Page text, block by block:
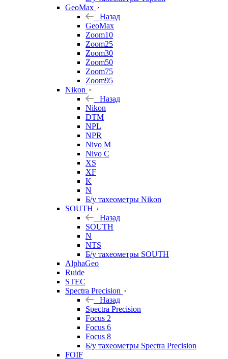
GeoMax
Назад
GeoMax
Zoom10
Zoom25
Zoom30
Zoom50
Zoom75
Zoom95
Nikon
Назад
Nikon
DTM
NPL
NPR
Nivo M
Nivo C
XS
XF
K
N
Б/у тахеометры Nikon
SOUTH
Назад
SOUTH
N
NTS
Б/у тахеометры SOUTH
AlphaGeo
Ruide
STEC
Spectra Precision
Назад
Spectra Precision
Focus 2
Focus 6
Focus 8
Б/у тахеометры Spectra Precision
FOIF